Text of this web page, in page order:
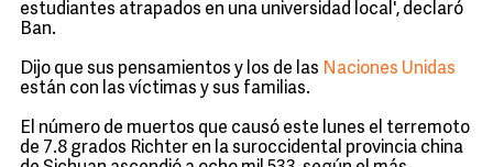
estudiantes atrapados en una universidad local', declaró
Ban.
Dijo que sus pensamientos y los de las Naciones Unidas
están con las víctimas y sus familias.
El número de muertos que causó este lunes el terremoto
de 7.8 grados Richter en la suroccidental provincia china